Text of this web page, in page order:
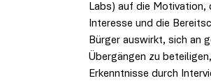
Labs) auf die Motivation,
Interesse und die
Bürger auswirkt, sich an
Übergängen zu
Erkenntnisse durch